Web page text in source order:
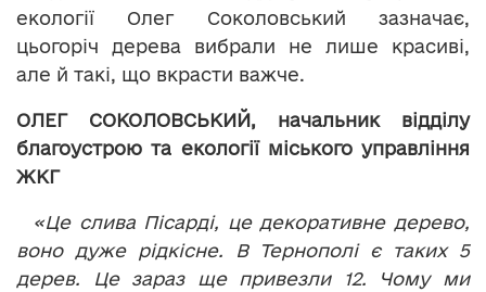
екології Олег Соколовський зазначає,
цьогоріч дерева вибрали не лише красиві,
але й такі, що вкрасти важче.
ОЛЕГ СОКОЛОВСЬКИЙ, начальник відділу
благоустрою та екології міського управління
ЖКГ
«Це слива Пісарді, це декоративне дерево,
воно дуже рідкісне. В Тернополі є таких 5
дерев. Це зараз ще привезли 12. Чому ми